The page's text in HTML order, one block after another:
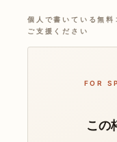
個人で書いている無
ご支援ください
FOR
この